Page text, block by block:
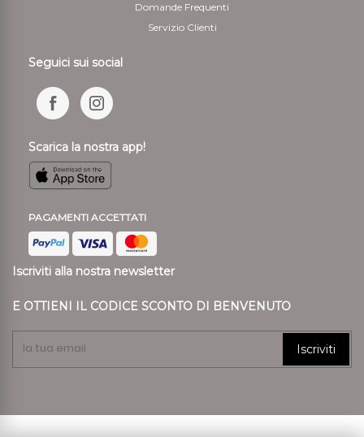
Domande Frequenti
Servizio Clienti
Seguici sui social
Scarica la nostra app!
PAGAMENTI ACCETTATI
Iscriviti alla nostra newsletter
E OTTIENI IL CODICE SCONTO DI BENVENUTO
Iscriviti